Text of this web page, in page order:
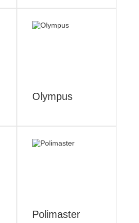
Olympus
Polimaster